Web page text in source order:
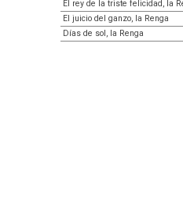
El rey de la triste felicidad, la
El juicio del ganzo, la Renga
Días de sol, la Renga